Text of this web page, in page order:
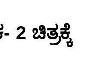
ಚಿತ್ರಕ್ಕೆ